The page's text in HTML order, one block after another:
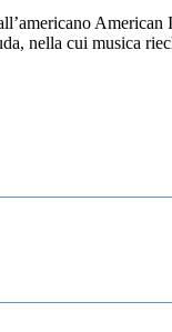
nella cui musica